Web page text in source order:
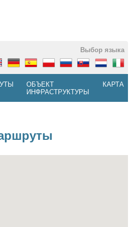
Выбор языка
ОБЪЕКТ
ИНФРАСТРУКТУРЫ
КАРТА